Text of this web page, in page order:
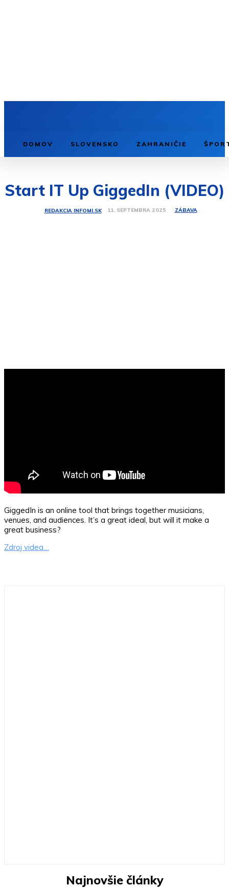
DOMOV SLOVENSKO ZAHRANIČIE
Start IT Up GiggedIn (VIDEO)
REDAKCIA INFOMI.SK 11. SEPTEMBRA 2025 ZÁBAVA
GiggedIn is an online tool that brings together musicians,
venues, and audiences. It’s a great ideal, but will it make a
great business?
Zdroj videa…
Najnovšie články